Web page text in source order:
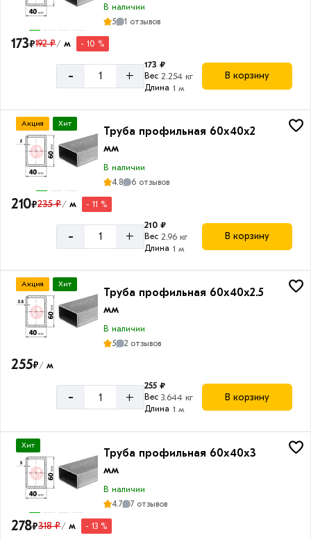
4
Сечение
Длина
6
В наличии
5
1 отзывов
173₽192 ₽/ м - 10 %
- +
173 ₽
Вес 2.254 кг
Длина 1 м
В корзину
Акция Хит
Труба профильная 60х40х2
мм
В наличии
4.8
6 отзывов
210₽235 ₽/ м - 11 %
- +
210 ₽
Вес 2.96 кг
Длина 1 м
В корзину
Акция Хит
Труба профильная 60х40х2.5
мм
В наличии
5
2 отзывов
255₽/ м
- +
255 ₽
Вес 3.644 кг
Длина 1 м
В корзину
Хит
Труба профильная 60х40х3
мм
В наличии
4.7
7 отзывов
278₽318 ₽/ м - 13 %